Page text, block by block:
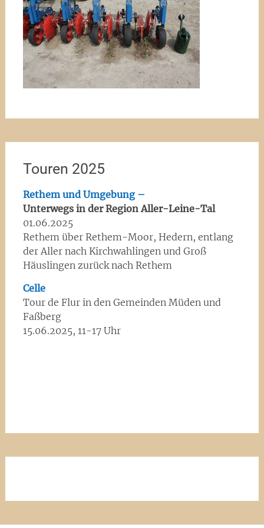
Touren 2025
Rethem und Umgebung –
Unterwegs in der Region Aller-Leine-Tal
01.06.2025
Rethem über Rethem-Moor, Hedern, entlang
der Aller nach Kirchwahlingen und Groß
Häuslingen zurück nach Rethem
Celle
Tour de Flur in den Gemeinden Müden und
Faßberg
15.06.2025, 11-17 Uhr